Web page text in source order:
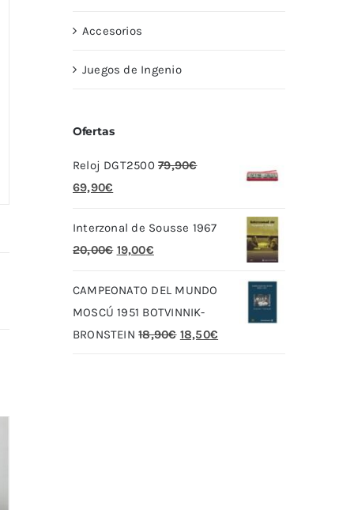
Accesorios
Juegos de Ingenio
Ofertas
Reloj DGT2500 79,90€
El
original
era:
69,90€
actual
es:
Interzonal de Sousse 1967
20,00€ El
original
era:
20,00€.
19,00€El
actual
es:
19,00€.
CAMPEONATO DEL MUNDO
MOSCÚ 1951 BOTVINNIK-
BRONSTEIN 18,90€ El
18,50€